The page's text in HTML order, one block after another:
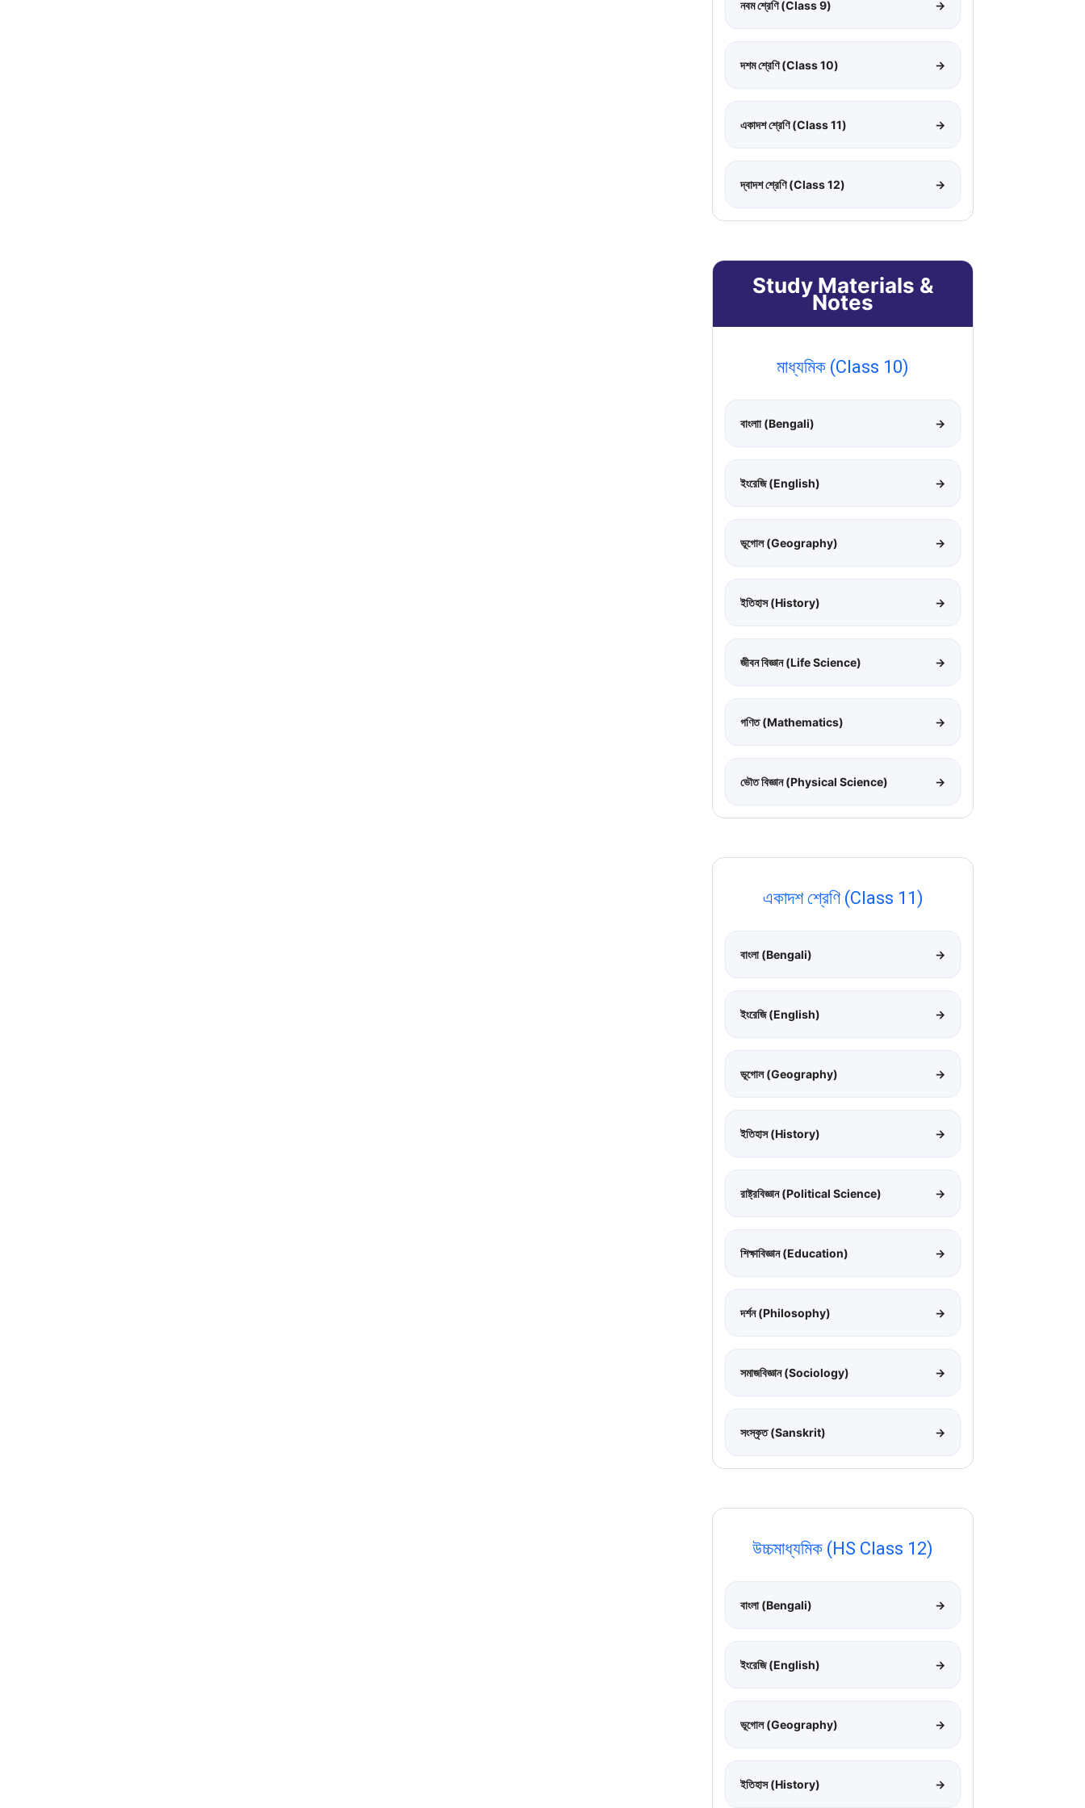
নবম শ্রেণি (Class 9) →
দশম শ্রেণি (Class 10) →
একাদশ শ্রেণি (Class 11) →
দ্বাদশ শ্রেণি (Class 12) →
Study Materials &
Notes
মাধ্যমিক (Class 10)
বাংলাা (Bengali) →
ইংরেজি (English) →
ভূগোল (Geography) →
ইতিহাস (History) →
জীবন বিজ্ঞান (Life Science) →
গণিত (Mathematics) →
ভৌত বিজ্ঞান (Physical Science) →
একাদশ শ্রেণি (Class 11)
বাংলা (Bengali) →
ইংরেজি (English) →
ভূগোল (Geography) →
ইতিহাস (History) →
রাষ্ট্রবিজ্ঞান (Political Science) →
শিক্ষাবিজ্ঞান (Education) →
দর্শন (Philosophy) →
সমাজবিজ্ঞান (Sociology) →
সংস্কৃত (Sanskrit) →
উচ্চমাধ্যমিক (HS Class 12)
বাংলা (Bengali) →
ইংরেজি (English) →
ভূগোল (Geography) →
ইতিহাস (History) →